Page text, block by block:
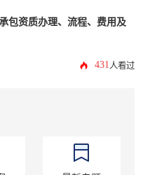
包资质办理、流程、费用及
431人看过